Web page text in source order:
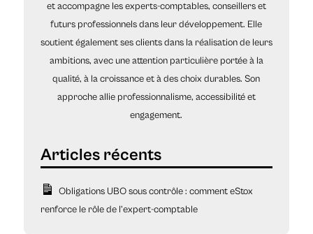
et accompagne les experts-comptables, conseillers et
futurs professionnels dans leur développement. Elle
soutient également ses clients dans la réalisation de leurs
ambitions, avec une attention particulière portée à la
qualité, à la croissance et à des choix durables. Son
approche allie professionnalisme, accessibilité et
engagement.
Obligations UBO sous contrôle : comment eStox
renforce le rôle de l’expert-comptable